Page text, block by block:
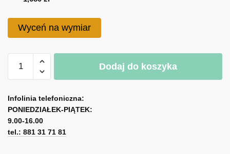
Wyceń na wymiar
Fototapeta
domy
Dodaj do koszyka
l
t
e
r
Infolinia telefoniczna:
PONIEDZIAŁEK-PIĄTEK:
9.00-16.00
tel.: 881 31 71 81